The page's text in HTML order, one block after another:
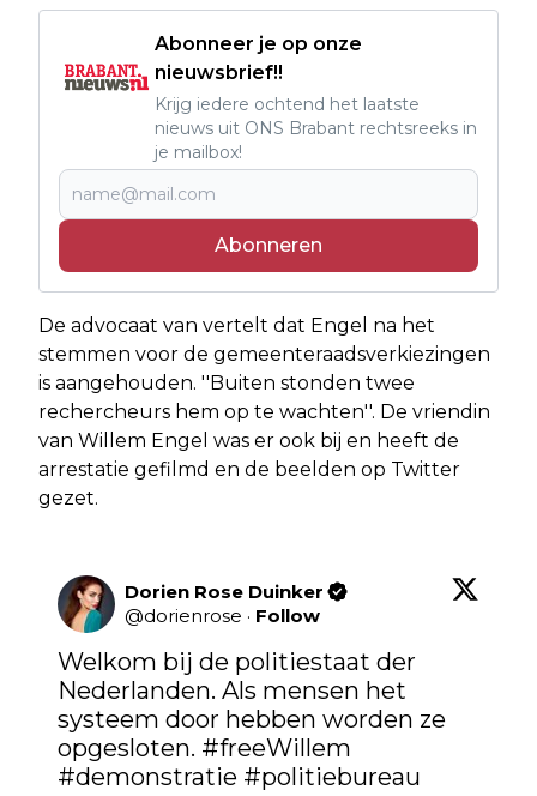
Abonneer je op onze
nieuwsbrief!!
Krijg iedere ochtend het laatste
nieuws uit ONS Brabant rechtsreeks in
je mailbox!
Abonneren
De advocaat van vertelt dat Engel na het
stemmen voor de gemeenteraadsverkiezingen
is aangehouden. ''Buiten stonden twee
rechercheurs hem op te wachten''. De vriendin
van Willem Engel was er ook bij en heeft de
arrestatie gefilmd en de beelden op Twitter
gezet.
Dorien Rose Duinker
@dorienrose · Follow
Welkom bij de politiestaat der
Nederlanden. Als mensen het
systeem door hebben worden ze
opgesloten. #freeWillem
#demonstratie #politiebureau